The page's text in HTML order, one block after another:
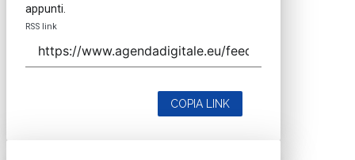
appunti.
RSS link
COPIA LINK